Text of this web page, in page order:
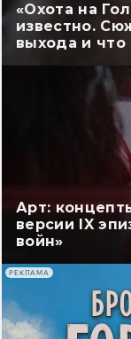
«Охота на
известно.
выхода и что
Арт:
версии IX
войн»
РЕКЛАМА